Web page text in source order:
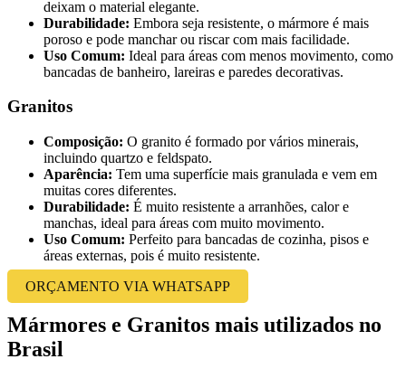
deixam o material elegante.
Durabilidade: Embora seja resistente, o mármore é mais
poroso e pode manchar ou riscar com mais facilidade.
Uso Comum: Ideal para áreas com menos movimento, como
bancadas de banheiro, lareiras e paredes decorativas.
Granitos
Composição: O granito é formado por vários minerais,
incluindo quartzo e feldspato.
Aparência: Tem uma superfície mais granulada e vem em
muitas cores diferentes.
Durabilidade: É muito resistente a arranhões, calor e
manchas, ideal para áreas com muito movimento.
Uso Comum: Perfeito para bancadas de cozinha, pisos e
áreas externas, pois é muito resistente.
ORÇAMENTO VIA WHATSAPP
Mármores e Granitos mais utilizados no
Brasil